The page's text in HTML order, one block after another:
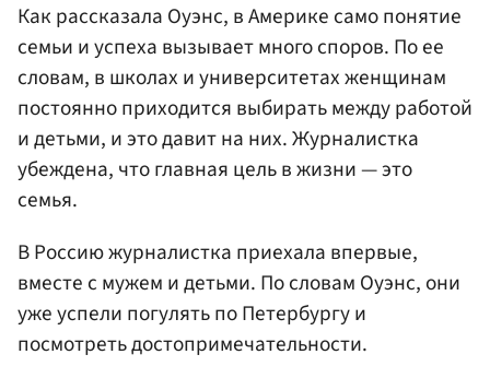
Как рассказала Оуэнс, в Америке само понятие
семьи и успеха вызывает много споров. По ее
словам, в школах и университетах женщинам
постоянно приходится выбирать между работой
и детьми, и это давит на них. Журналистка
убеждена, что главная цель в жизни — это
семья.
В Россию журналистка приехала впервые,
вместе с мужем и детьми. По словам Оуэнс, они
уже успели погулять по Петербургу и
посмотреть достопримечательности.